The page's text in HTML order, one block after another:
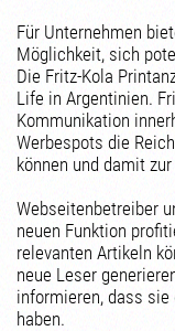
Für Unternehmen
Möglichkeit, sich
Die Fritz-Kola
Life in Argentinien.
Kommunikation
Werbespots die
können und damit
Webseitenbetreiber
neuen Funktion
relevanten Artikeln
neue Leser
informieren, dass
haben.